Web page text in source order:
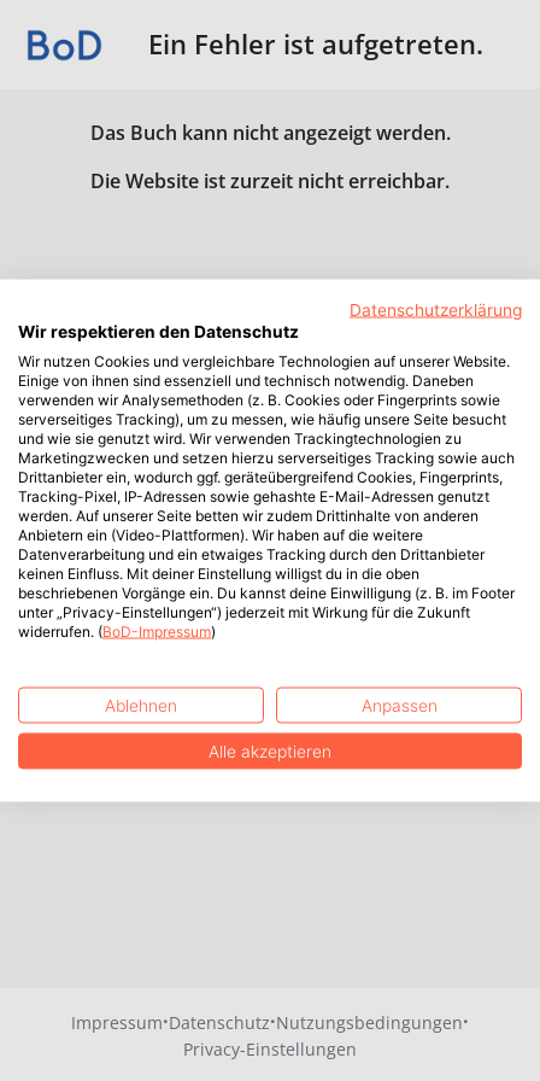
Ein Fehler ist aufgetreten.
Das Buch kann nicht angezeigt werden.
Die Website ist zurzeit nicht erreichbar.
Impressum·Datenschutz·Nutzungsbedingungen·
Privacy-Einstellungen
Datenschutzerklärung
Wir respektieren den Datenschutz
Wir nutzen Cookies und vergleichbare Technologien auf unserer Website.
Einige von ihnen sind essenziell und technisch notwendig. Daneben
verwenden wir Analysemethoden (z. B. Cookies oder Fingerprints sowie
serverseitiges Tracking), um zu messen, wie häufig unsere Seite besucht
und wie sie genutzt wird. Wir verwenden Trackingtechnologien zu
Marketingzwecken und setzen hierzu serverseitiges Tracking sowie auch
Drittanbieter ein, wodurch ggf. geräteübergreifend Cookies, Fingerprints,
Tracking-Pixel, IP-Adressen sowie gehashte E-Mail-Adressen genutzt
werden. Auf unserer Seite betten wir zudem Drittinhalte von anderen
Anbietern ein (Video-Plattformen). Wir haben auf die weitere
Datenverarbeitung und ein etwaiges Tracking durch den Drittanbieter
keinen Einfluss. Mit deiner Einstellung willigst du in die oben
beschriebenen Vorgänge ein. Du kannst deine Einwilligung (z. B. im Footer
unter „Privacy-Einstellungen“) jederzeit mit Wirkung für die Zukunft
widerrufen. (BoD-Impressum)
Ablehnen Anpassen
Alle akzeptieren